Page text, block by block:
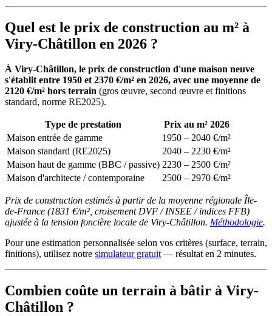
Quel est le prix de construction au m² à
Viry-Châtillon en 2026 ?
À Viry-Châtillon, le prix de construction d'une maison neuve
s'établit entre 1950 et 2370 €/m² en 2026, avec une moyenne de
2120 €/m² hors terrain (gros œuvre, second œuvre et finitions
standard, norme RE2025).
Type de prestation
Prix au m² 2026
Maison entrée de gamme
1950 – 2040 €/m²
Maison standard (RE2025)
2040 – 2230 €/m²
Maison haut de gamme (BBC / passive) 2230 – 2500 €/m²
Maison d'architecte / contemporaine
2500 – 2970 €/m²
Prix de construction estimés à partir de la moyenne régionale Île-
de-France (1831 €/m², croisement DVF / INSEE / indices FFB)
ajustée à la tension foncière locale de Viry-Châtillon. Méthodologie.
Pour une estimation personnalisée selon vos critères (surface, terrain,
finitions), utilisez notre simulateur gratuit— résultat en 2 minutes.
Combien coûte un terrain à bâtir à Viry-
Châtillon ?